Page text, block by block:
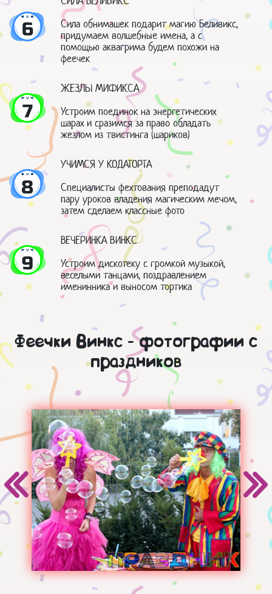
6
Сила обнимашек подарит магию Беливикс,
придумаем волшебные имена, а с
помощью аквагрима будем похожи на
феечек
7
ЖЕЗЛЫ МИФИКСА
Устроим поединок на энергетических
шарах и сразимся за право обладать
жезлом из твистинга (шариков)
8
УЧИМСЯ У КОДАТОРТА
Специалисты фехтования преподадут
пару уроков владения магическим мечом,
затем сделаем классные фото
9
ВЕЧЕРИНКА ВИНКС
Устроим дискотеку с громкой музыкой,
веселыми танцами, поздравлением
именинника и выносом тортика
Феечки Винкс - фотографии с
праздников